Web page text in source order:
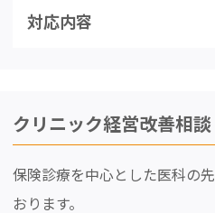
対応内容
クリニック経営改善相談
保険診療を中心とした医科の
おります。